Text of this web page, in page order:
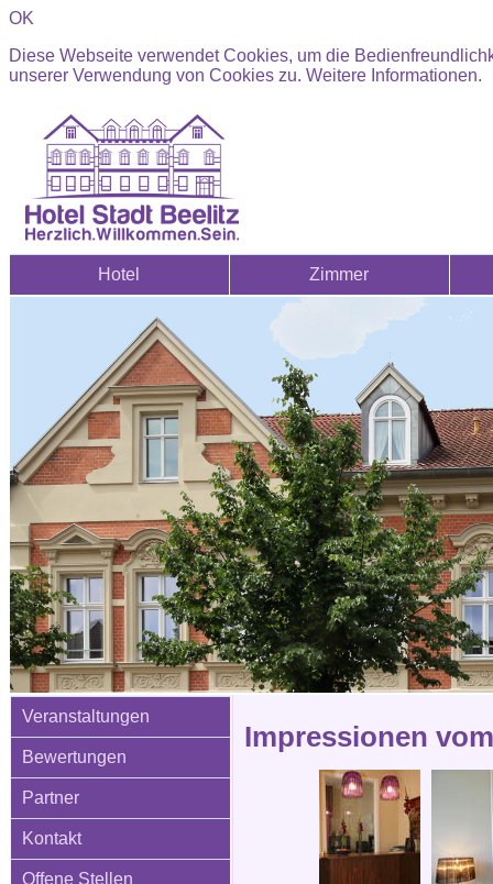
OK
Diese Webseite verwendet Cookies, um die
unserer Verwendung von Cookies zu. Weitere Informationen.
Hotel Zimmer
Veranstaltungen
Bewertungen
Partner
Kontakt
Offene Stellen
Impressionen